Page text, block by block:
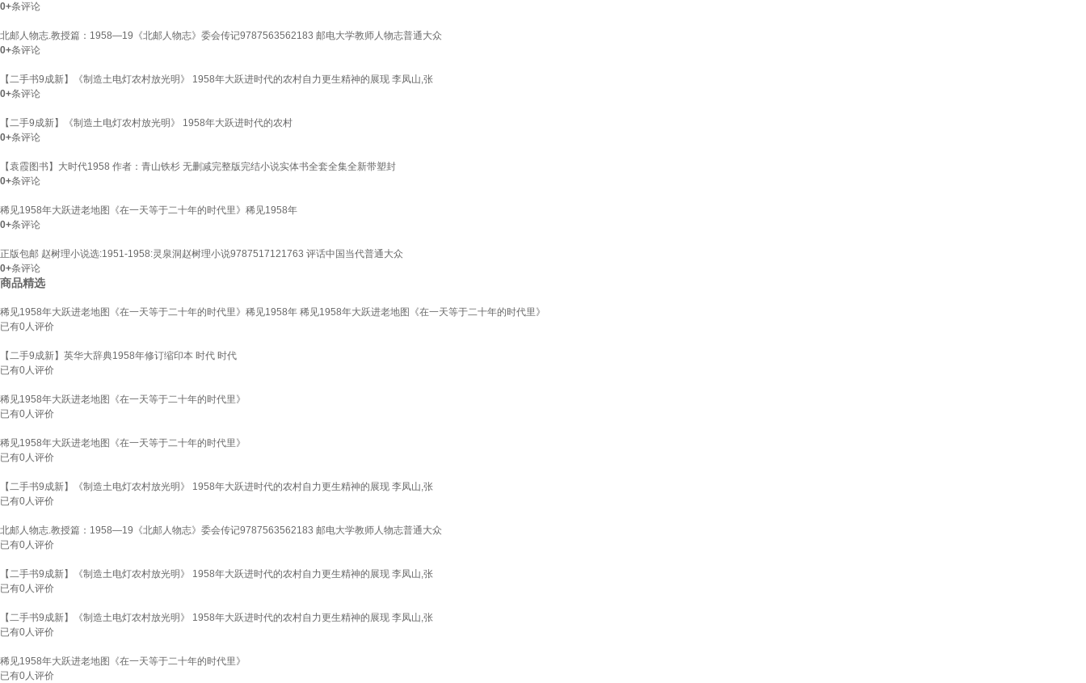
0+条评论
北邮人物志.教授篇：1958—19《北邮人物志》委会传记9787563562183 邮电大学教师人物志普通大众
0+条评论
【二手书9成新】《制造土电灯农村放光明》 1958年大跃进时代的农村自力更生精神的展现 李凤山,张
0+条评论
【二手9成新】《制造土电灯农村放光明》 1958年大跃进时代的农村
0+条评论
【袁霞图书】大时代1958 作者：青山铁杉 无删减完整版完结小说实体书全套全集全新带塑封
0+条评论
稀见1958年大跃进老地图《在一天等于二十年的时代里》稀见1958年
0+条评论
正版包邮 赵树理小说选:1951-1958:灵泉洞赵树理小说9787517121763 评话中国当代普通大众
0+条评论
商品精选
稀见1958年大跃进老地图《在一天等于二十年的时代里》稀见1958年 稀见1958年大跃进老地图《在一天等于二十年的时代里》
已有0人评价
【二手9成新】英华大辞典1958年修订缩印本 时代 时代
已有0人评价
稀见1958年大跃进老地图《在一天等于二十年的时代里》
已有0人评价
稀见1958年大跃进老地图《在一天等于二十年的时代里》
已有0人评价
【二手书9成新】《制造土电灯农村放光明》 1958年大跃进时代的农村自力更生精神的展现 李凤山,张
已有0人评价
北邮人物志.教授篇：1958—19《北邮人物志》委会传记9787563562183 邮电大学教师人物志普通大众
已有0人评价
【二手书9成新】《制造土电灯农村放光明》 1958年大跃进时代的农村自力更生精神的展现 李凤山,张
已有0人评价
【二手书9成新】《制造土电灯农村放光明》 1958年大跃进时代的农村自力更生精神的展现 李凤山,张
已有0人评价
稀见1958年大跃进老地图《在一天等于二十年的时代里》
已有0人评价